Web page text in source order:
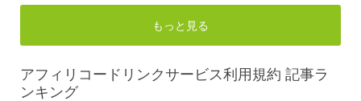
もっと見る
アフィリコードリンクサービス利用規約 記事ラ
ンキング